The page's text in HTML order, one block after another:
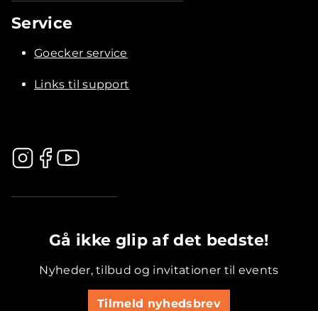
Service
Goecker service
Links til support
Gå ikke glip af det bedste!
Nyheder, tilbud og invitationer til events
Tilmeld nyhedsbrev